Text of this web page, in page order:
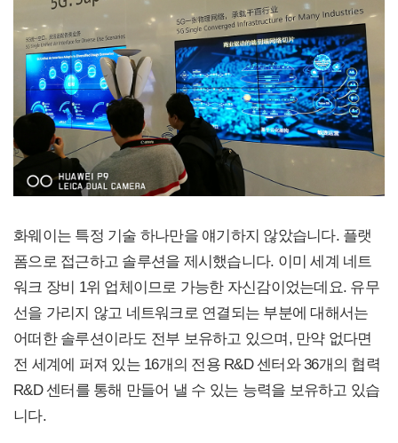
화웨이는 특정 기술 하나만을 얘기하지 않았습니다. 플랫
폼으로 접근하고 솔루션을 제시했습니다. 이미 세계 네트
워크 장비 1위 업체이므로 가능한 자신감이었는데요. 유무
선을 가리지 않고 네트워크로 연결되는 부분에 대해서는
어떠한 솔루션이라도 전부 보유하고 있으며, 만약 없다면
전 세계에 퍼져 있는 16개의 전용 R&D 센터와 36개의 협력
R&D 센터를 통해 만들어 낼 수 있는 능력을 보유하고 있습
니다.